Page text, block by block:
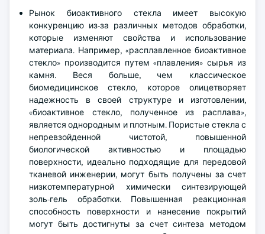
Рынок биоактивного стекла имеет высокую
конкуренцию из-за различных методов обработки,
которые изменяют свойства и использование
материала. Например, «расплавленное биоактивное
стекло» производится путем «плавления» сырья из
камня. Веся больше, чем классическое
биомедицинское стекло, которое олицетворяет
надежность в своей структуре и изготовлении,
«биоактивное стекло, полученное из расплава»,
является однородным и плотным. Пористые стекла с
непревзойденной чистотой, повышенной
биологической активностью и площадью
поверхности, идеально подходящие для передовой
тканевой инженерии, могут быть получены за счет
низкотемпературной химически синтезирующей
золь-гель обработки. Повышенная реакционная
способность поверхности и нанесение покрытий
могут быть достигнуты за счет синтеза методом